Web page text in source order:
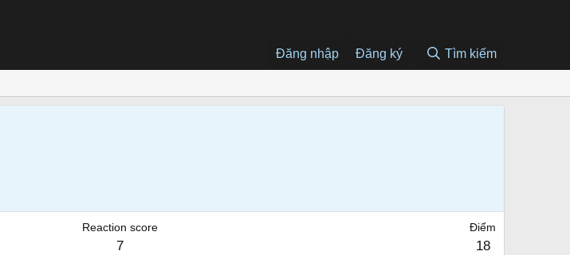
Đăng nhập Đăng ký Tìm kiếm
Reaction score
7
Điểm
18